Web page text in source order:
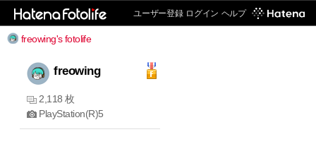
ユーザー登録 ログイン ヘルプ
freowing's fotolife
freowing
2,118 枚
PlayStation(R)5